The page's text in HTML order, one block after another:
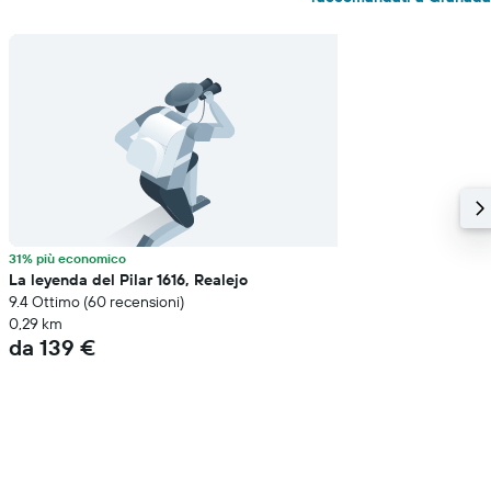
31% più economico
La leyenda del Pilar 1616, Realejo
9.4 Ottimo (60 recensioni)
0,29 km
da 139 €